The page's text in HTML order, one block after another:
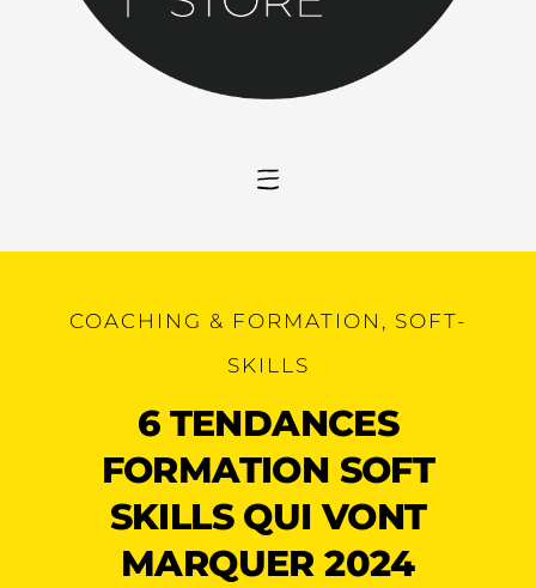
COACHING & FORMATION , SOFT-
SKILLS
6 TENDANCES
FORMATION SOFT
SKILLS QUI VONT
MARQUER 2024